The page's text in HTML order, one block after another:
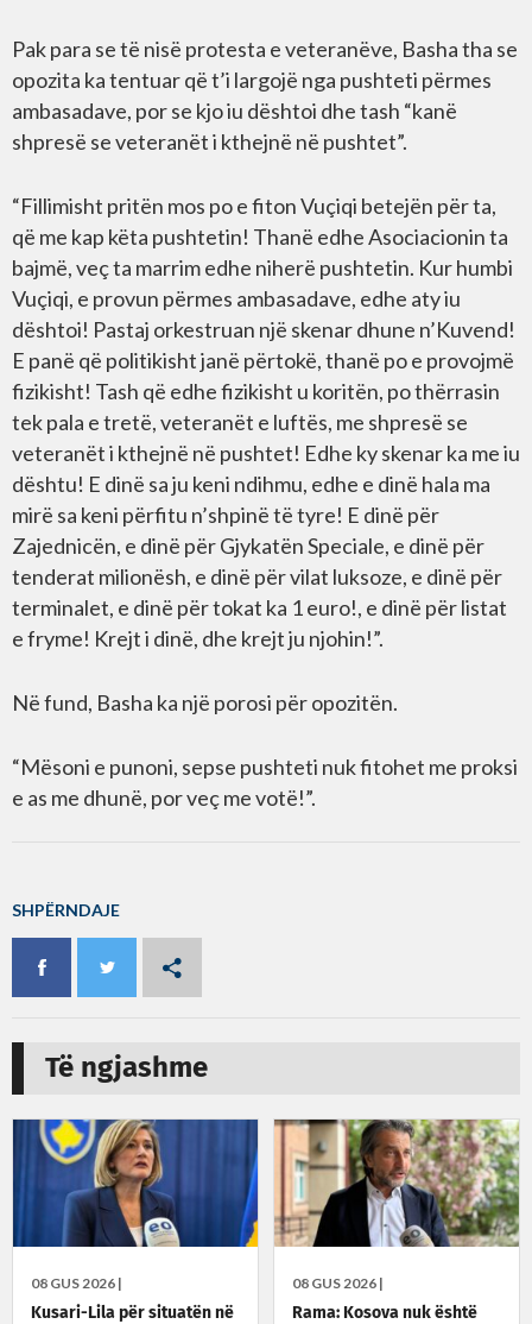
Pak para se të nisë protesta e veteranëve, Basha tha se
opozita ka tentuar që t’i largojë nga pushteti përmes
ambasadave, por se kjo iu dështoi dhe tash “kanë
shpresë se veteranët i kthejnë në pushtet”.
“Fillimisht pritën mos po e fiton Vuçiqi betejën për ta,
që me kap këta pushtetin! Thanë edhe Asociacionin ta
bajmë, veç ta marrim edhe niherë pushtetin. Kur humbi
Vuçiqi, e provun përmes ambasadave, edhe aty iu
dështoi! Pastaj orkestruan një skenar dhune n’Kuvend!
E panë që politikisht janë përtokë, thanë po e provojmë
fizikisht! Tash që edhe fizikisht u koritën, po thërrasin
tek pala e tretë, veteranët e luftës, me shpresë se
veteranët i kthejnë në pushtet! Edhe ky skenar ka me iu
dështu! E dinë sa ju keni ndihmu, edhe e dinë hala ma
mirë sa keni përfitu n’shpinë të tyre! E dinë për
Zajednicën, e dinë për Gjykatën Speciale, e dinë për
tenderat milionësh, e dinë për vilat luksoze, e dinë për
terminalet, e dinë për tokat ka 1 euro!, e dinë për listat
e fryme! Krejt i dinë, dhe krejt ju njohin!”.
Në fund, Basha ka një porosi për opozitën.
“Mësoni e punoni, sepse pushteti nuk fitohet me proksi
e as me dhunë, por veç me votë!”.
SHPËRNDAJE
Të ngjashme
08 GUS 2026 |
Kusari-Lila për situatën në
08 GUS 2026 |
Rama: Kosova nuk është